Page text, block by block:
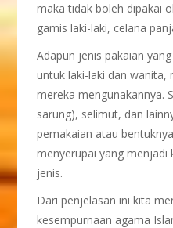
maka tidak boleh dipakai
gamis laki-laki, celana
Adapun jenis pakaian
untuk laki-laki dan wanita,
mereka mengunakannya.
sarung), selimut, dan
pemakaian atau
menyerupai yang menjadi
jenis.
Dari penjelasan ini kita
kesempurnaan agama